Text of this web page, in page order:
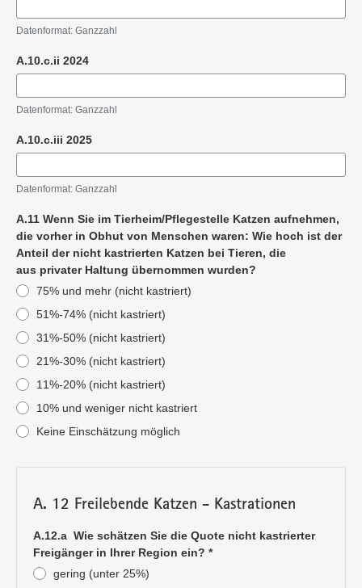
Datenformat: Ganzzahl
A.10.c.ii 2024
Datenformat: Ganzzahl
A.10.c.iii 2025
Datenformat: Ganzzahl
A.11 Wenn Sie im Tierheim/Pflegestelle Katzen aufnehmen,
die vorher in Obhut von Menschen waren: Wie hoch ist der
Anteil der nicht kastrierten Katzen bei Tieren, die
aus privater Haltung übernommen wurden?
75% und mehr (nicht kastriert)
51%-74% (nicht kastriert)
31%-50% (nicht kastriert)
21%-30% (nicht kastriert)
11%-20% (nicht kastriert)
10% und weniger nicht kastriert
Keine Einschätzung möglich
A. 12 Freilebende Katzen - Kastrationen
A.12.a Wie schätzen Sie die Quote nicht kastrierter
Freigänger in Ihrer Region ein? *
gering (unter 25%)